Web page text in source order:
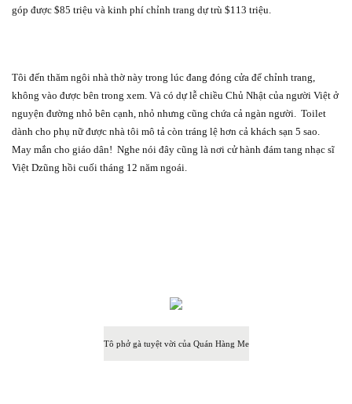
góp được $85 triệu và kinh phí chỉnh trang dự trù $113 triệu.
Tôi đến thăm ngôi nhà thờ này trong lúc đang đóng cửa để chỉnh trang,
không vào được bên trong xem. Và có dự lễ chiều Chủ Nhật của người Việt ở
nguyện đường nhỏ bên cạnh, nhỏ nhưng cũng chứa cả ngàn người.
Toilet
dành cho phụ nữ được nhà tôi mô tả còn tráng lệ hơn cả khách sạn 5 sao.
May mắn cho giáo dân! Nghe nói đây cũng là nơi cử hành đám tang nhạc sĩ
Việt Dzũng hồi cuối tháng 12 năm ngoái.
Tô phở gà tuyệt vời của Quán Hàng Me